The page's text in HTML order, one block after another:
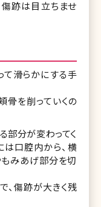
跡は目立ちませ
て滑らかにする手
骨を削っていくの
部分が変わってく
は口腔内から、横
みあげ部分を切
、傷跡が大きく残